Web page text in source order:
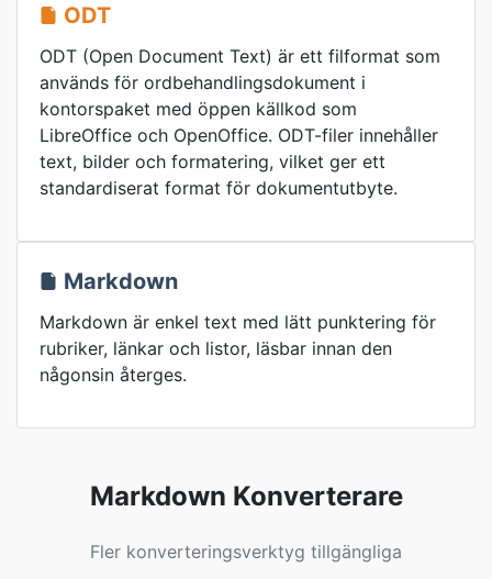
ODT
ODT (Open Document Text) är ett filformat som
används för ordbehandlingsdokument i
kontorspaket med öppen källkod som
LibreOffice och OpenOffice. ODT-filer innehåller
text, bilder och formatering, vilket ger ett
standardiserat format för dokumentutbyte.
Markdown
Markdown är enkel text med lätt punktering för
rubriker, länkar och listor, läsbar innan den
någonsin återges.
Markdown Konverterare
Fler konverteringsverktyg tillgängliga